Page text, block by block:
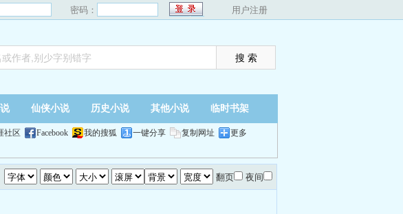
密码： 用户注册
仙侠小说 历史小说 其他小说 临时书架
社区 Facebook 我的搜狐 一键分享 复制网址 更多
翻页 夜间